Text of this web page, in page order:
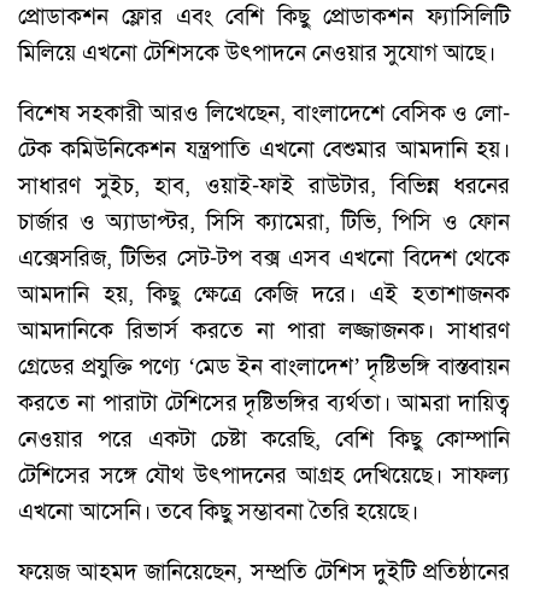
প্রোডাকশন ফ্লোর এবং বেশি কিছু প্রোডাকশন ফ্যাসিলিটি
মিলিয়ে এখনো টেশিসকে উৎপাদনে নেওয়ার সুযোগ আছে।
বিশেষ সহকারী আরও লিখেছেন, বাংলাদেশে বেসিক ও লো-
টেক কমিউনিকেশন যন্ত্রপাতি এখনো বেশুমার আমদানি হয়।
সাধারণ সুইচ, হাব, ওয়াই-ফাই রাউটার, বিভিন্ন ধরনের
চার্জার ও অ্যাডাপ্টর, সিসি ক্যামেরা, টিভি, পিসি ও ফোন
এক্সেসরিজ, টিভির সেট-টপ বক্স এসব এখনো বিদেশ থেকে
আমদানি হয়, কিছু ক্ষেত্রে কেজি দরে। এই হতাশাজনক
আমদানিকে রিভার্স করতে না পারা লজ্জাজনক। সাধারণ
গ্রেডের প্রযুক্তি পণ্যে ‘মেড ইন বাংলাদেশ’ দৃষ্টিভঙ্গি বাস্তবায়ন
করতে না পারাটা টেশিসের দৃষ্টিভঙ্গির ব্যর্থতা। আমরা দায়িত্ব
নেওয়ার পরে একটা চেষ্টা করেছি, বেশি কিছু কোম্পানি
টেশিসের সঙ্গে যৌথ উৎপাদনের আগ্রহ দেখিয়েছে। সাফল্য
এখনো আসেনি। তবে কিছু সম্ভাবনা তৈরি হয়েছে।
ফয়েজ আহমদ জানিয়েছেন, সম্প্রতি টেশিস দুইটি প্রতিষ্ঠানের